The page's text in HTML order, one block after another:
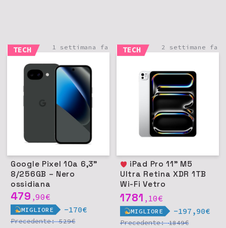
TECH 1 settimana fa
Google Pixel 10a 6,3"
8/256GB – Nero
ossidiana
479 ,90€
MIGLIORE -170€
Precedente:529€
TECH 2 settimane fa
Ultra Retina XDR 1TB
Wi-Fi Vetro
nanotexture - Argento
1781 , 10€
MIGLIORE -197,90€
Precedente:1849€